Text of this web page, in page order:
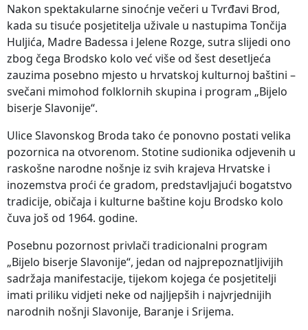
Nakon spektakularne sinoćnje večeri u Tvrđavi Brod,
kada su tisuće posjetitelja uživale u nastupima Tončija
Huljića, Madre Badessa i Jelene Rozge, sutra slijedi ono
zbog čega Brodsko kolo već više od šest desetljeća
zauzima posebno mjesto u hrvatskoj kulturnoj baštini –
svečani mimohod folklornih skupina i program „Bijelo
biserje Slavonije“.
Ulice Slavonskog Broda tako će ponovno postati velika
pozornica na otvorenom. Stotine sudionika odjevenih u
raskošne narodne nošnje iz svih krajeva Hrvatske i
inozemstva proći će gradom, predstavljajući bogatstvo
tradicije, običaja i kulturne baštine koju Brodsko kolo
čuva još od 1964. godine.
Posebnu pozornost privlači tradicionalni program
„Bijelo biserje Slavonije“, jedan od najprepoznatljivijih
sadržaja manifestacije, tijekom kojega će posjetitelji
imati priliku vidjeti neke od najljepših i najvrjednijih
narodnih nošnji Slavonije, Baranje i Srijema.